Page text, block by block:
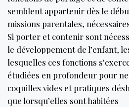
semblent appartenir dès le
missions parentales,
Si porter et contenir sont
le développement de l’enfant,
lesquelles ces fonctions
étudiées en profondeur pour
coquilles vides et pratiques
que lorsqu’elles sont habitées